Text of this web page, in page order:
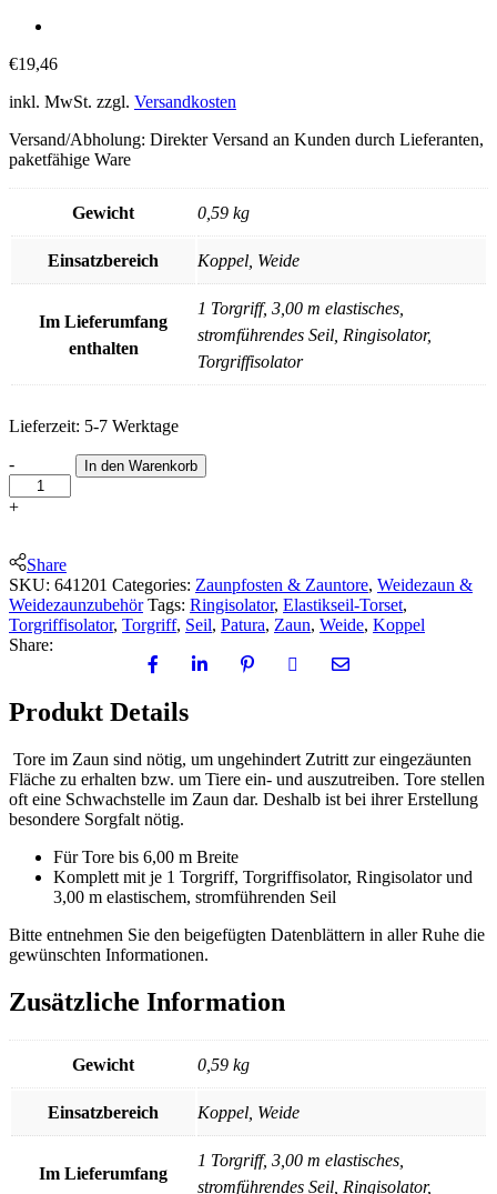
€19,46
inkl. MwSt. zzgl. Versandkosten
Versand/Abholung: Direkter Versand an Kunden durch Lieferanten,
paketfähige Ware
Gewicht 0,59 kg
Einsatzbereich Koppel, Weide
Im Lieferumfang
enthalten
1 Torgriff, 3,00 m elastisches,
stromführendes Seil, Ringisolator,
Torgriffisolator
Lieferzeit: 5-7 Werktage
Elastikseil-
Torset
quantity
-
+
In den Warenkorb
Share
SKU: 641201 Categories: Zaunpfosten & Zauntore, Weidezaun &
Weidezaunzubehör Tags: Ringisolator, Elastikseil-Torset,
Torgriffisolator, Torgriff, Seil, Patura, Zaun, Weide, Koppel
Share:
Produkt Details
Tore im Zaun sind nötig, um ungehindert Zutritt zur eingezäunten
Fläche zu erhalten bzw. um Tiere ein- und auszutreiben. Tore stellen
oft eine Schwachstelle im Zaun dar. Deshalb ist bei ihrer Erstellung
besondere Sorgfalt nötig.
Für Tore bis 6,00 m Breite
Komplett mit je 1 Torgriff, Torgriffisolator, Ringisolator und
3,00 m elastischem, stromführenden Seil
Bitte entnehmen Sie den beigefügten Datenblättern in aller Ruhe die
gewünschten Informationen.
Zusätzliche Information
Gewicht 0,59 kg
Einsatzbereich Koppel, Weide
Im Lieferumfang
1 Torgriff, 3,00 m elastisches,
stromführendes Seil, Ringisolator,